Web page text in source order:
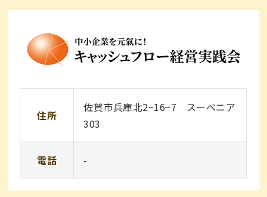
住所
佐賀市兵庫北2−16−7 スーベニア
303
電話 -